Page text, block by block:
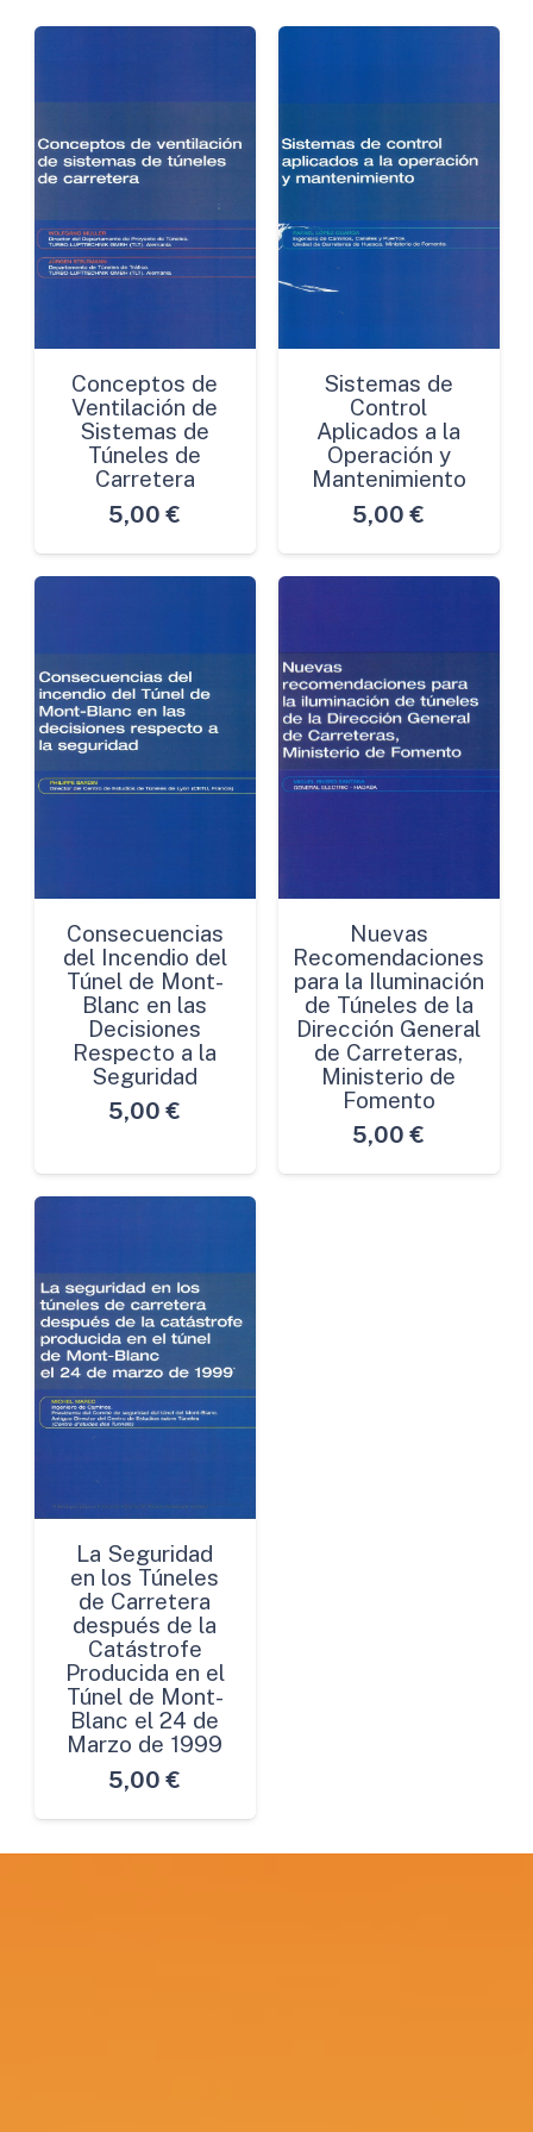
Conceptos de
Ventilación de
Sistemas de
Túneles de
Carretera
5,00 €
Sistemas de
Control
Aplicados a la
Operación y
Mantenimiento
5,00 €
Consecuencias
del Incendio del
Túnel de Mont-
Blanc en las
Decisiones
Respecto a la
Seguridad
5,00 €
Nuevas
Recomendaciones
para la Iluminación
de Túneles de la
Dirección General
de Carreteras,
Ministerio de
Fomento
5,00 €
La Seguridad
en los Túneles
de Carretera
después de la
Catástrofe
Producida en el
Túnel de Mont-
Blanc el 24 de
Marzo de 1999
5,00 €